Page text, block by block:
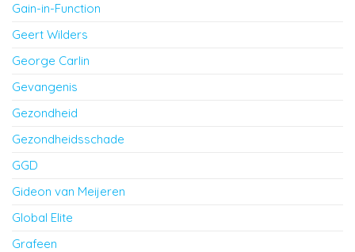
Gain-in-Function
Geert Wilders
George Carlin
Gevangenis
Gezondheid
Gezondheidsschade
GGD
Gideon van Meijeren
Global Elite
Grafeen